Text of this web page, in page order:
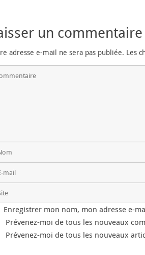
un commentaire
adresse e-mail ne sera pas publiée. Les
Enregistrer mon nom, mon adresse e-
Prévenez-moi de tous les nouveaux
Prévenez-moi de tous les nouveaux